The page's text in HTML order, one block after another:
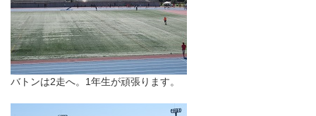
バトンは2走へ。1年生が頑張ります。